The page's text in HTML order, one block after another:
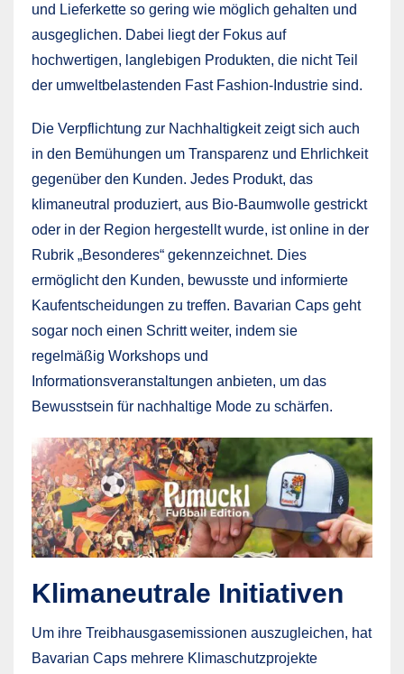
und Lieferkette so gering wie möglich gehalten und
ausgeglichen. Dabei liegt der Fokus auf
hochwertigen, langlebigen Produkten, die nicht Teil
der umweltbelastenden Fast Fashion-Industrie sind.
Die Verpflichtung zur Nachhaltigkeit zeigt sich auch
in den Bemühungen um Transparenz und Ehrlichkeit
gegenüber den Kunden. Jedes Produkt, das
klimaneutral produziert, aus Bio-Baumwolle gestrickt
oder in der Region hergestellt wurde, ist online in der
Rubrik „Besonderes“ gekennzeichnet. Dies
ermöglicht den Kunden, bewusste und informierte
Kaufentscheidungen zu treffen. Bavarian Caps geht
sogar noch einen Schritt weiter, indem sie
regelmäßig Workshops und
Informationsveranstaltungen anbieten, um das
Bewusstsein für nachhaltige Mode zu schärfen.
Klimaneutrale Initiativen
Um ihre Treibhausgasemissionen auszugleichen, hat
Bavarian Caps mehrere Klimaschutzprojekte